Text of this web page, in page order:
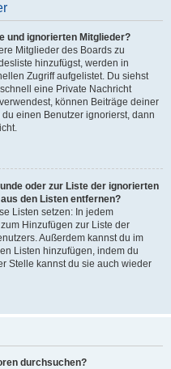
und ignorierten Mitglieder?
Mitglieder des Boards zu
hinzufügst, werden in
Zugriff aufgelistet. Du siehst
eine Private Nachricht
können Beiträge deiner
einen Benutzer ignorierst, dann
oder zur Liste der ignorierten
den Listen entfernen?
Listen setzen: In jedem
Hinzufügen zur Liste der
Außerdem kannst du im
Listen hinzufügen, indem du
Stelle kannst du sie auch wieder
durchsuchen?